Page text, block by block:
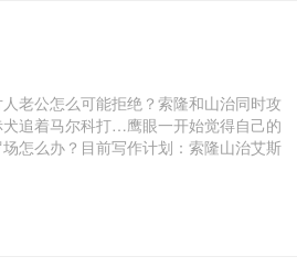
老公怎么可能拒绝？索隆和山治同时攻
追着马尔科打…鹰眼一开始觉得自己的
怎么办？目前写作计划：索隆山治艾斯